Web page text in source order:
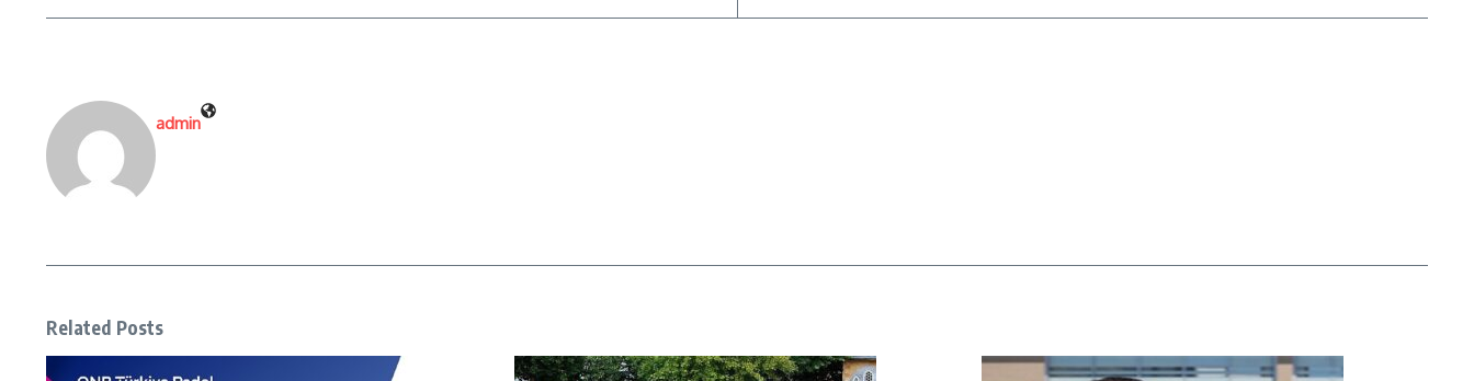
admin
Related Posts